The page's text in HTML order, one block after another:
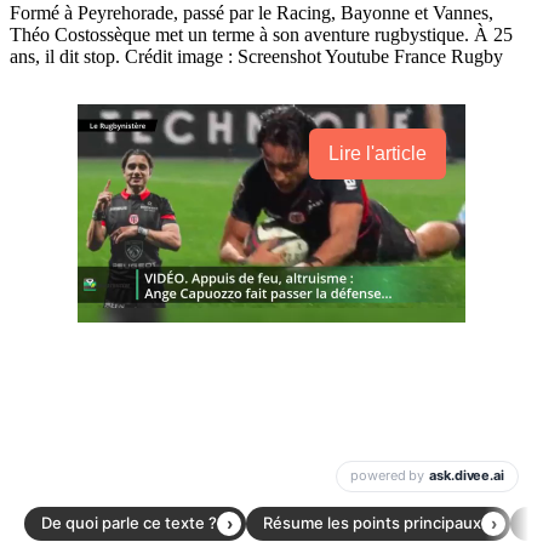
Formé à Peyrehorade, passé par le Racing, Bayonne et Vannes,
Théo Costossèque met un terme à son aventure rugbystique. À 25
ans, il dit stop. Crédit image : Screenshot Youtube France Rugby
Lire l'article